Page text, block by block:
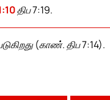
திப 7:19.
(காண். திப 7:14).